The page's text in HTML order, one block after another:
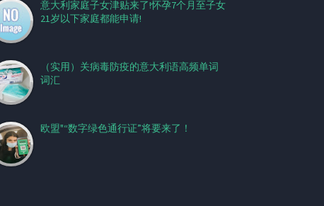
意大利家庭子女津贴来了!怀孕7个月至子女
21岁以下家庭都能申请!
（实用）关病毒防疫的意大利语高频单词
词汇
欧盟"“数字绿色通行证”将要来了！